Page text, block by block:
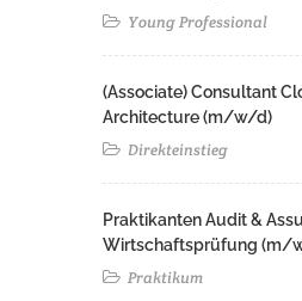
Young Professional
(Associate) Consultant
Architecture (m/w/d)​ ​
Direkteinstieg
Praktikanten Audit &
Wirtschaftsprüfung (m/
Praktikum